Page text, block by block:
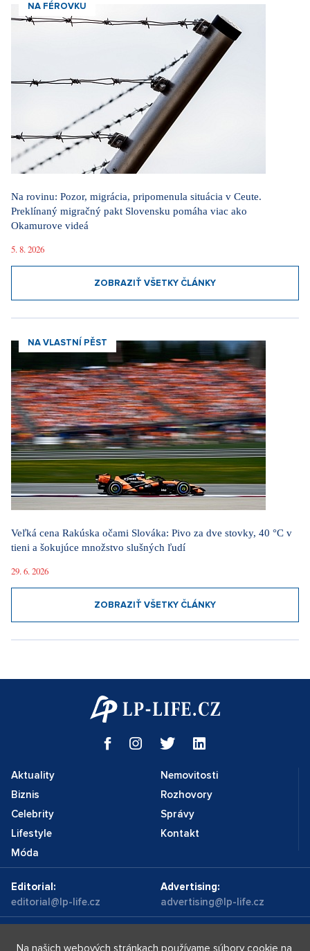
NA FÉROVKU
Na rovinu: Pozor, migrácia, pripomenula situácia v Ceute.
Preklínaný migračný pakt Slovensku pomáha viac ako
Okamurove videá
5. 8. 2026
ZOBRAZIŤ VŠETKY ČLÁNKY
NA VLASTNÍ PĚST
Veľká cena Rakúska očami Slováka: Pivo za dve stovky, 40 °C v
tieni a šokujúce množstvo slušných ľudí
29. 6. 2026
ZOBRAZIŤ VŠETKY ČLÁNKY
Aktuality
Biznis
Celebrity
Lifestyle
Móda
Nemovitosti
Rozhovory
Správy
Kontakt
Editorial:
editorial@lp-life.cz
Advertising:
advertising@lp-life.cz
Na našich webových stránkach používame súbory cookie na